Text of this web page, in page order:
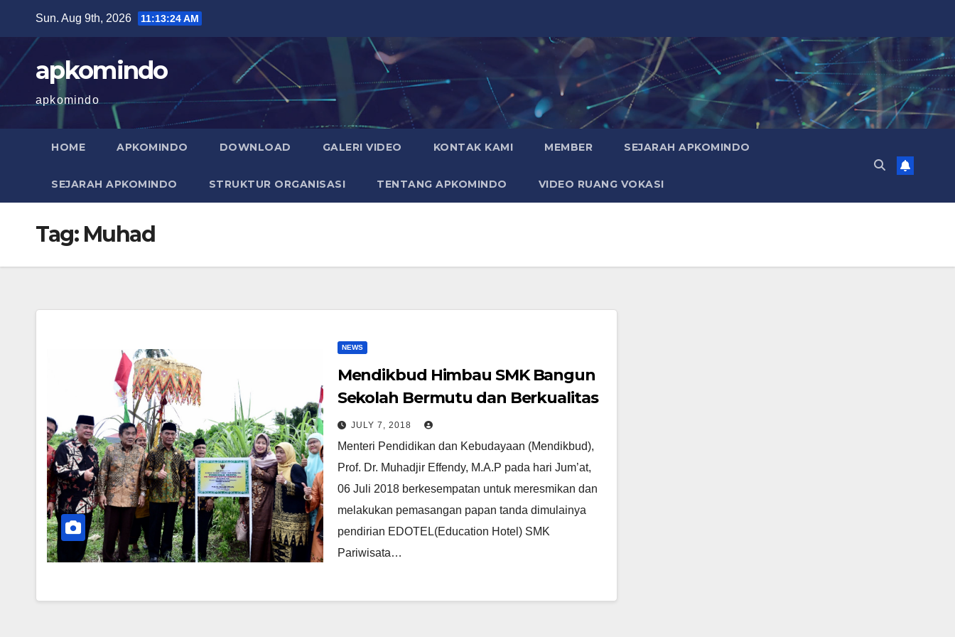
content
Sun. Aug 9th, 2026 11:13:25 AM
apkomindo
apkomindo
HOME APKOMINDO DOWNLOAD GALERI VIDEO KONTAK KAMI MEMBER SEJARAH APKOMINDO
SEJARAH APKOMINDO STRUKTUR ORGANISASI TENTANG APKOMINDO VIDEO RUANG VOKASI
Tag: Muhad
NEWS
Mendikbud Himbau SMK Bangun
Sekolah Bermutu dan Berkualitas
JULY 7, 2018
Menteri Pendidikan dan Kebudayaan (Mendikbud),
Prof. Dr. Muhadjir Effendy, M.A.P pada hari Jum’at,
06 Juli 2018 berkesempatan untuk meresmikan dan
melakukan pemasangan papan tanda dimulainya
pendirian EDOTEL(Education Hotel) SMK
Pariwisata…